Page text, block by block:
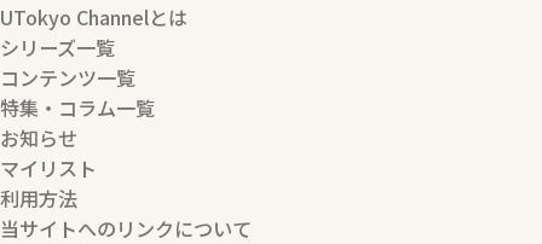
UTokyo Channelとは
シリーズ一覧
コンテンツ一覧
特集・コラム一覧
お知らせ
マイリスト
利用方法
当サイトへのリンクについて